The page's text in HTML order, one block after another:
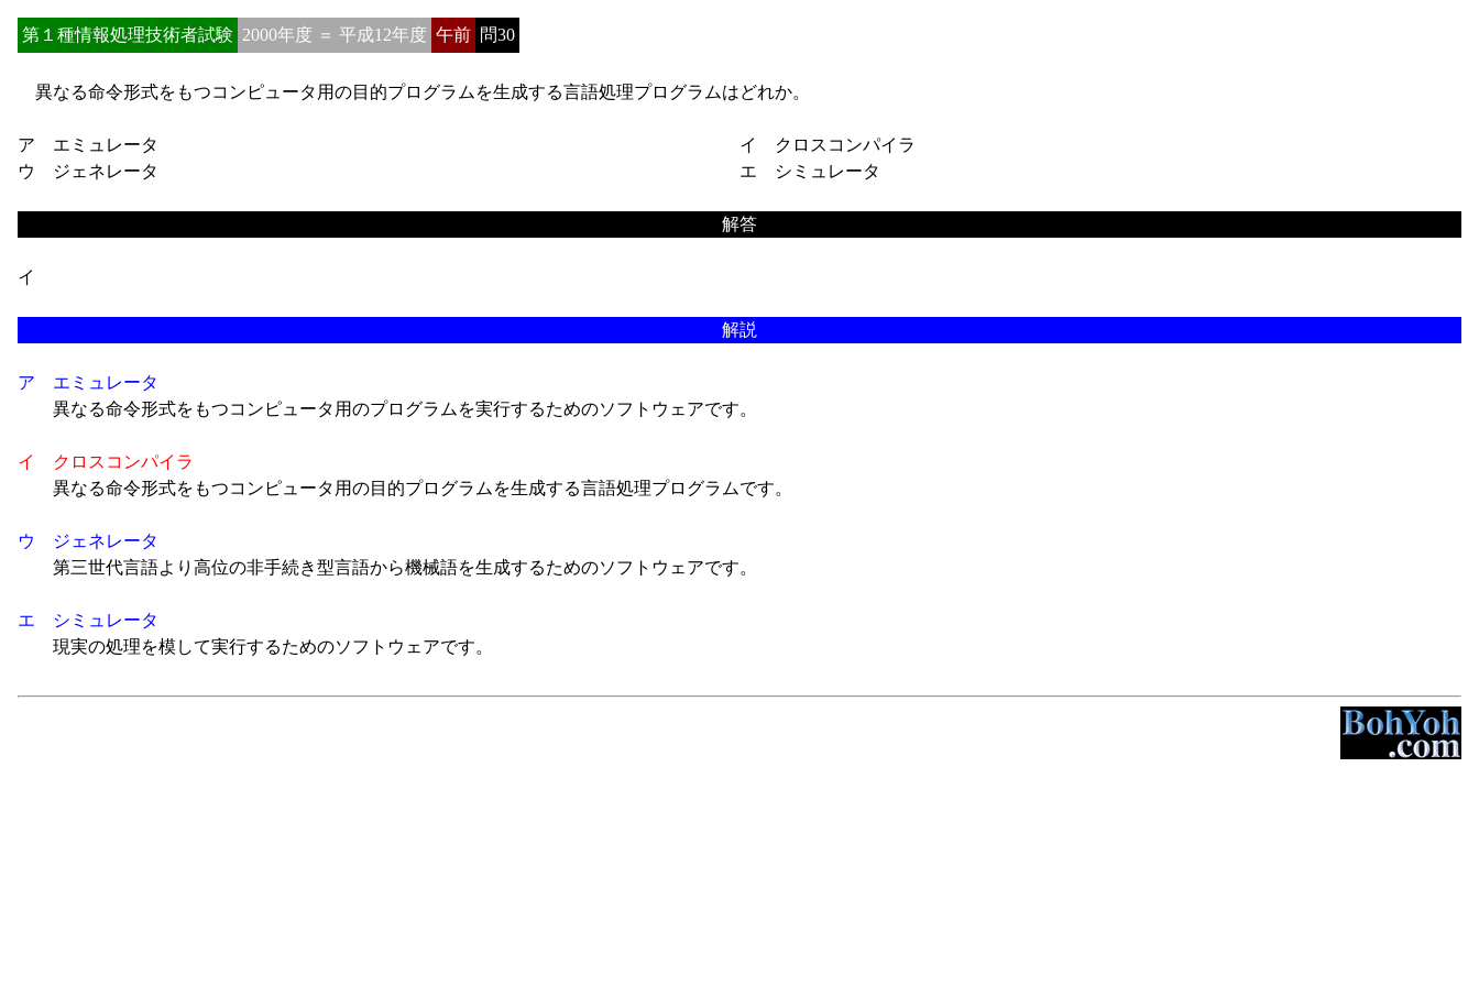
第１種情報処理技術者試験 2000年度 ＝ 平成12年度 午前 問30
異なる命令形式をもつコンピュータ用の目的プログラムを生成する言語処理プログラムはどれか。
ア エミュレータ
イ クロスコンパイラ
ウ ジェネレータ
エ シミュレータ
解答
イ
解説
ア
エミュレータ
異なる命令形式をもつコンピュータ用のプログラムを実行するためのソフトウェアです。
イ
クロスコンパイラ
異なる命令形式をもつコンピュータ用の目的プログラムを生成する言語処理プログラムです。
ウ
ジェネレータ
第三世代言語より高位の非手続き型言語から機械語を生成するためのソフトウェアです。
エ
シミュレータ
現実の処理を模して実行するためのソフトウェアです。